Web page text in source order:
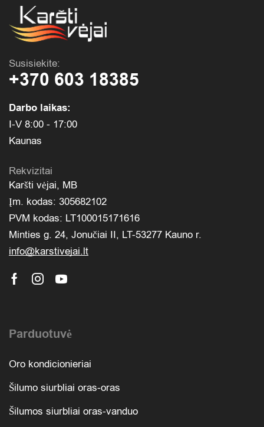
Susisiekite:
+370 603 18385
Darbo laikas:
I-V 8:00 - 17:00
Kaunas
Rekvizitai
Karšti vėjai, MB
Įm. kodas: 305682102
PVM kodas: LT100015171616
Minties g. 24, Jonučiai II, LT-53277 Kauno r.
info@karstivejai.lt
Parduotuvė
Oro kondicionieriai
Šilumo siurbliai oras-oras
Šilumos siurbliai oras-vanduo